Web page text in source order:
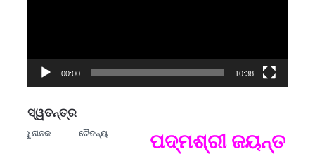
00:00 10:38
ସ୍ୱତନ୍ତ୍ର
ନାନକ ଚୈତନ୍ୟ ପଦ୍ମଶ୍ରୀ ଜୟନ୍ତ